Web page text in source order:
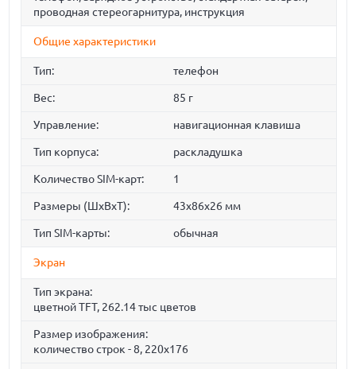
проводная стереогарнитура, инструкция
Общие характеристики
Тип: телефон
Вес: 85 г
Управление: навигационная клавиша
Тип корпуса: раскладушка
Количество SIM-карт: 1
Размеры (ШxВxТ): 43x86x26 мм
Тип SIM-карты: обычная
Экран
Тип экрана:
цветной TFT, 262.14 тыс цветов
Размер изображения:
количество строк - 8, 220x176